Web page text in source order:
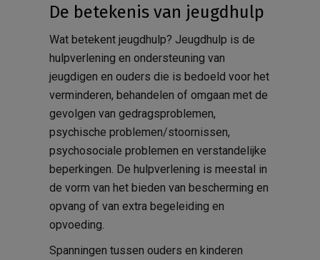
De betekenis van jeugdhulp
Wat betekent jeugdhulp? Jeugdhulp is de
hulpverlening en ondersteuning van
jeugdigen en ouders die is bedoeld voor het
verminderen, behandelen of omgaan met de
gevolgen van gedragsproblemen,
psychische problemen/stoornissen,
psychosociale problemen en verstandelijke
beperkingen. De hulpverlening is meestal in
de vorm van het bieden van bescherming en
opvang of van extra begeleiding en
opvoeding.
Spanningen tussen ouders en kinderen